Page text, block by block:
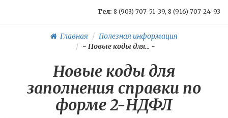
Тел: 8 (903) 707-51-39, 8 (916) 707-24-93
Главная
Полезная информация
- Новые коды для...-
Новые коды для
заполнения справки по
форме 2-НДФЛ